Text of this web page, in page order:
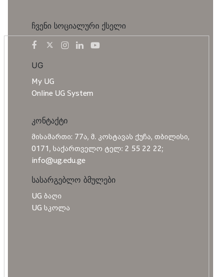
ჩვენი სოციალური ქსელი
UG
My UG
Online UG System
კონტაქტი
მისამართი: 77ა, მ. კოსტავას ქუჩა, თბილისი,
0171, საქართველო ტელ: 2 55 22 22;
info@ug.edu.ge
სასარგებლო ბმულები
UG ბაღი
UG სკოლა